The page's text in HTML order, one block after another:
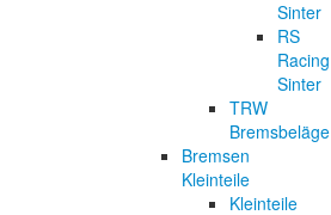
Sinter
RS
Racing
Sinter
TRW
Bremsbeläge
Bremsen
Kleinteile
Kleinteile